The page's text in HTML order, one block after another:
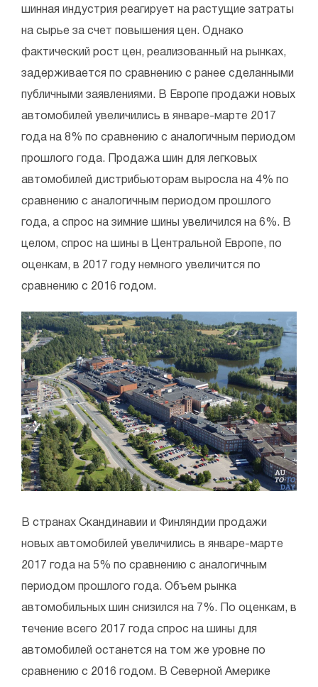
шинная индустрия реагирует на растущие затраты
на сырье за ​​счет повышения цен. Однако
фактический рост цен, реализованный на рынках,
задерживается по сравнению с ранее сделанными
публичными заявлениями. В Европе продажи новых
автомобилей увеличились в январе-марте 2017
года на 8% по сравнению с аналогичным периодом
прошлого года. Продажа шин для легковых
автомобилей дистрибьюторам выросла на 4% по
сравнению с аналогичным периодом прошлого
года, а спрос на зимние шины увеличился на 6%. В
целом, спрос на шины в Центральной Европе, по
оценкам, в 2017 году немного увеличится по
сравнению с 2016 годом.
В странах Скандинавии и Финляндии продажи
новых автомобилей увеличились в январе-марте
2017 года на 5% по сравнению с аналогичным
периодом прошлого года. Объем рынка
автомобильных шин снизился на 7%. По оценкам, в
течение всего 2017 года спрос на шины для
автомобилей останется на том же уровне по
сравнению с 2016 годом. В Северной Америке